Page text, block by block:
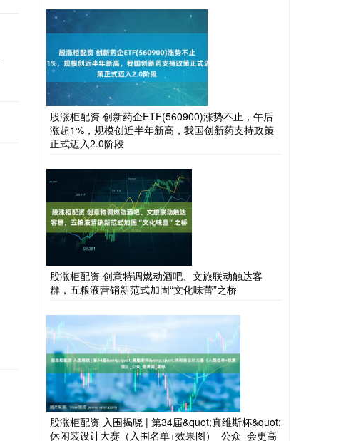
股涨柜配资 创新药企ETF(560900)涨势不止，午后
涨超1%，规模创近半年新高，我国创新药支持政策
正式迈入2.0阶段
股涨柜配资 创意特调燃动酒吧、文旅联动触达客
群，五粮液营销新范式加固“文化味蕾”之桥
股涨柜配资 入围揭晓 | 第34届&quot;真维斯杯&quot;
休闲装设计大赛（入围名单+效果图）_公众_会更高